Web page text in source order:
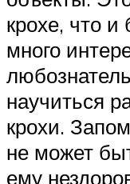
крохе, что
много
научиться
крохи.
не может
ему